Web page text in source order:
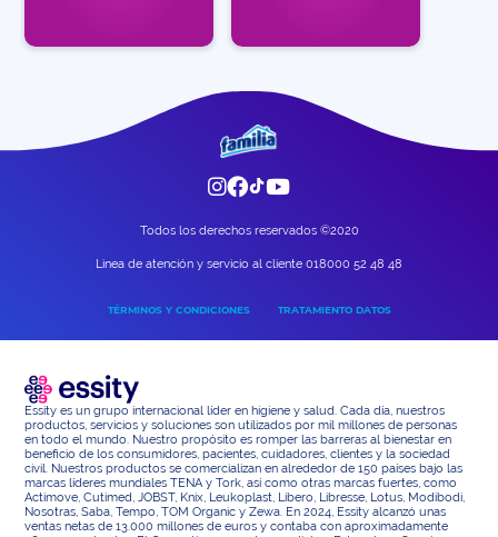
Todos los derechos reservados ©2020
Linea de atención y servicio al cliente 018000 52 48 48
TÉRMINOS Y CONDICIONES TRATAMIENTO DATOS
Essity es un grupo internacional líder en higiene y salud. Cada día, nuestros
productos, servicios y soluciones son utilizados por mil millones de personas
en todo el mundo. Nuestro propósito es romper las barreras al bienestar en
beneficio de los consumidores, pacientes, cuidadores, clientes y la sociedad
civil. Nuestros productos se comercializan en alrededor de 150 países bajo las
marcas líderes mundiales TENA y Tork, así como otras marcas fuertes, como
Actimove, Cutimed, JOBST, Knix, Leukoplast, Libero, Libresse, Lotus, Modibodi,
Nosotras, Saba, Tempo, TOM Organic y Zewa. En 2024, Essity alcanzó unas
ventas netas de 13.000 millones de euros y contaba con aproximadamente